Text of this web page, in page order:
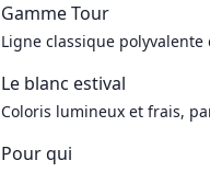
Gamme Tour
Ligne classique
Le blanc estival
Coloris lumineux et frais,
Pour qui